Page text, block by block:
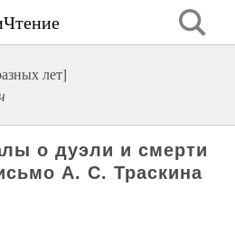
лет]
о дуэли и смерти
А. С. Траскина